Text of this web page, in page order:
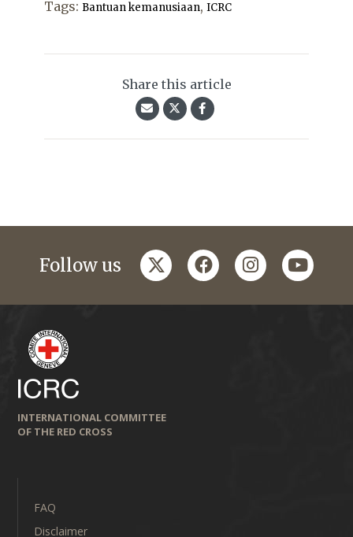
Tags: Bantuan kemanusiaan, ICRC
Share this article
Follow us twitterfacebookinstagramyoutube
INTERNATIONAL COMMITTEE
OF THE RED CROSS
FAQ
Disclaimer